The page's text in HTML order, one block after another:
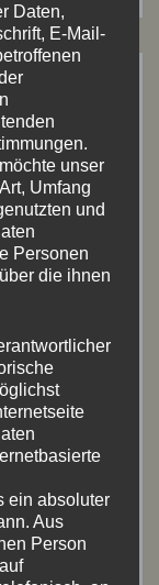
Daten,
E-Mail-
unser
Umfang
und
Personen
die ihnen
ein absoluter
Aus
Person